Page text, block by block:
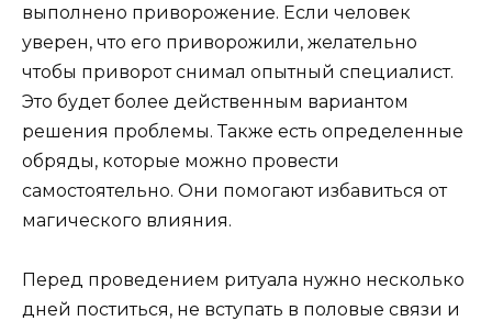
выполнено приворожение. Если человек
уверен, что его приворожили, желательно
чтобы приворот снимал опытный специалист.
Это будет более действенным вариантом
решения проблемы. Также есть определенные
обряды, которые можно провести
самостоятельно. Они помогают избавиться от
магического влияния.
Перед проведением ритуала нужно несколько
дней поститься, не вступать в половые связи и